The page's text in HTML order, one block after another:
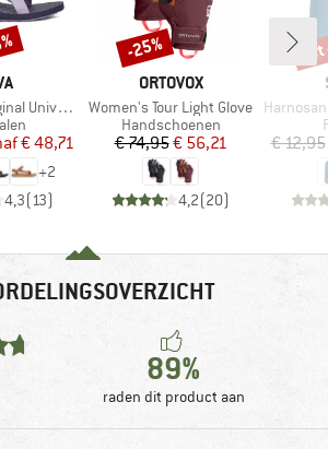
Universal
prijs
€ 48,71
+2
4,3(13)
MERK
ORTOVOX
Artikel
Women's Tour Light Glove
Productgroep
Handschoenen
Prijs
€ 74,95Verlaagde prijs
€ 56,21
4,2(20)
Korting
-25%
Artikel
HarnosandSt.
€ 12,95
89%
raden dit product aan